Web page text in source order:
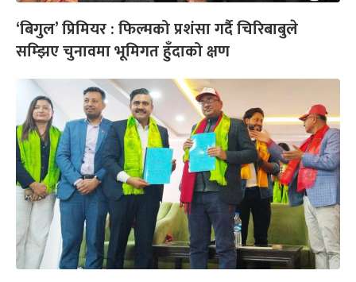
‘बिगुल’ प्रिमियर : फिल्मको प्रशंसा गर्दै चिरिबाबुले
सम्झिए चुनावमा भूमिगत हुँदाको क्षण